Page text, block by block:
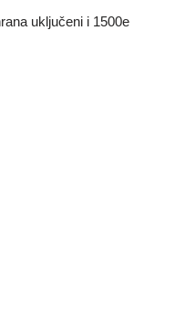
uključeni i 1500e